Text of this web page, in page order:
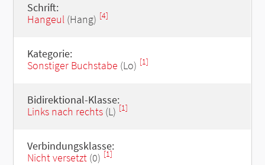
Schrift:
Hangeul(Hang) [4]
Kategorie:
Sonstiger Buchstabe (Lo) [1]
Bidirektional-Klasse:
Links nach rechts(L) [1]
Verbindungsklasse:
Nicht versetzt(0) [1]